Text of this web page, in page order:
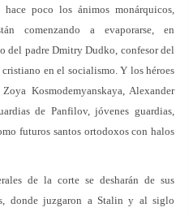
poco los ánimos monárquicos,
comenzando a evaporarse, en
del padre Dmitry Dudko, confesor del
en el socialismo. Y los héroes
Kosmodemyanskaya, Alexander
de Panfilov, jóvenes guardias,
futuros santos ortodoxos con halos
de la corte se desharán de sus
donde juzgaron a Stalin y al siglo